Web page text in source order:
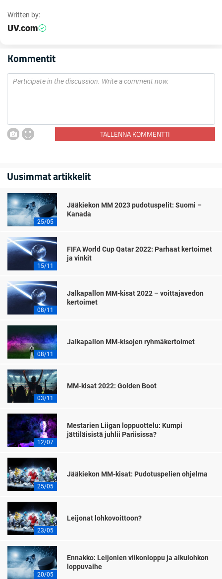
Written by:
UV.com
Kommentit
TALLENNA KOMMENTTI
Uusimmat artikkelit
25/05
Jääkiekon MM 2023 pudotuspelit: Suomi –
Kanada
15/11
FIFA World Cup Qatar 2022: Parhaat kertoimet
ja vinkit
08/11
Jalkapallon MM-kisat 2022 – voittajavedon
kertoimet
08/11
Jalkapallon MM-kisojen ryhmäkertoimet
03/11
MM-kisat 2022: Golden Boot
12/07
Mestarien Liigan loppuottelu: Kumpi
jättiläisistä juhlii Pariisissa?
25/05
Jääkiekon MM-kisat: Pudotuspelien ohjelma
23/05
Leijonat lohkovoittoon?
20/05
Ennakko: Leijonien viikonloppu ja alkulohkon
loppuvaihe